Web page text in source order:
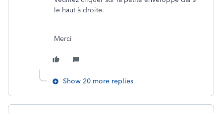
le haut à droite.
Merci
Show 20 more replies